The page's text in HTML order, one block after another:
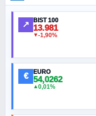
Ankara
Ortadoğu
MURAT
↗ BIST 100
13.981
▼-1,90%
€ EURO
54,0262
▲0,01%